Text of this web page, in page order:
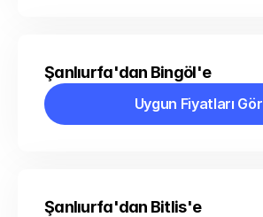
Şanlıurfa'dan Bingöl'e
Uygun Fiyatları Gör
Uygun Fiyatları Gör
Şanlıurfa'dan Bitlis'e